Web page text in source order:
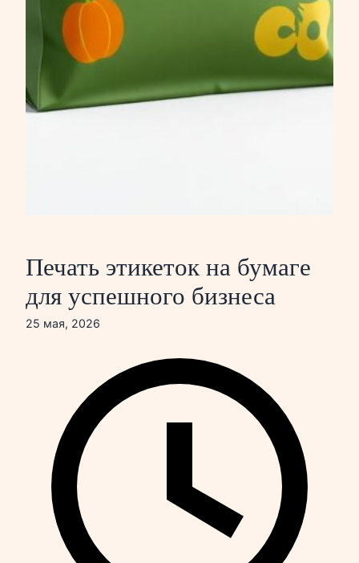
Печать этикеток на бумаге
для успешного бизнеса
25 мая, 2026